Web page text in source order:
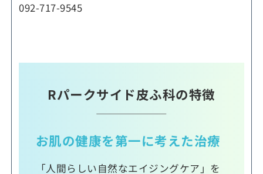
092-717-9545
Rパークサイド皮ふ科の特徴
お肌の健康を第一に考えた治療
「人間らしい自然なエイジングケア」を